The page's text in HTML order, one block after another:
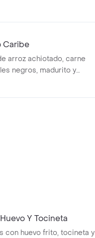
Caribe
arroz achiotado, carne
negros, madurito y
Y Tocineta
con huevo frito, tocineta y